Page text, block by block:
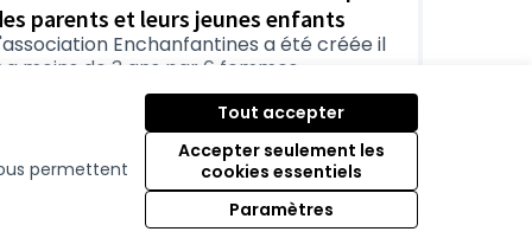
permettent
Tout accepter
Accepter seulement les
cookies essentiels
Paramètres
parents et leurs jeunes enfants
Enchanfantines a été créée il
a moins de 3 ans par 6 femmes
(aujourd'hui 8). Elle propose entre...
Familles et protection de l'enfance
3-Délégation Nantes
255 €